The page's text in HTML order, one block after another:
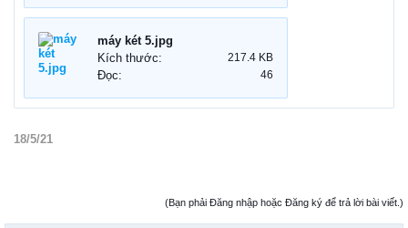
máy két 5.jpg
Kích thước:
217.4 KB
Đọc: 46
18/5/21
(Bạn phải Đăng nhập hoặc Đăng ký để trả lời bài viết.)